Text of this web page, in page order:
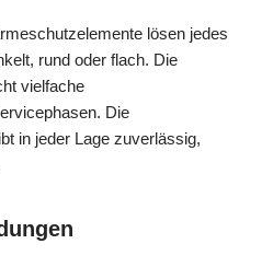
lösen jedes
rund oder flach. Die
vielfache
Die
in jeder Lage zuverlässig,